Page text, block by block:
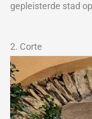
gepleisterde stad
2. Corte